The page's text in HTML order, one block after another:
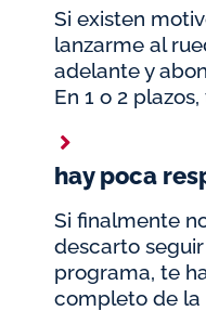
Si existen
lanzarme al
adelante y
En 1 o 2
hay poca
Si finalmente
descarto
programa, te
completo de la